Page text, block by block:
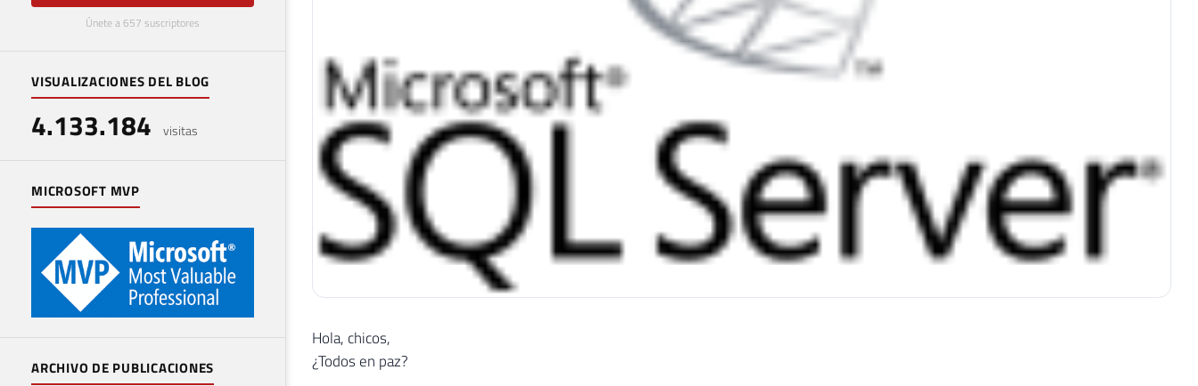
Únete a 657 suscriptores
VISUALIZACIONES DEL BLOG
4.133.184 visitas
MICROSOFT MVP
ARCHIVO DE PUBLICACIONES
Hola, chicos,
¿Todos en paz?